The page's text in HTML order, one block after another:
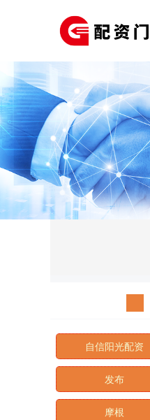
自信阳光配资
发布
摩根